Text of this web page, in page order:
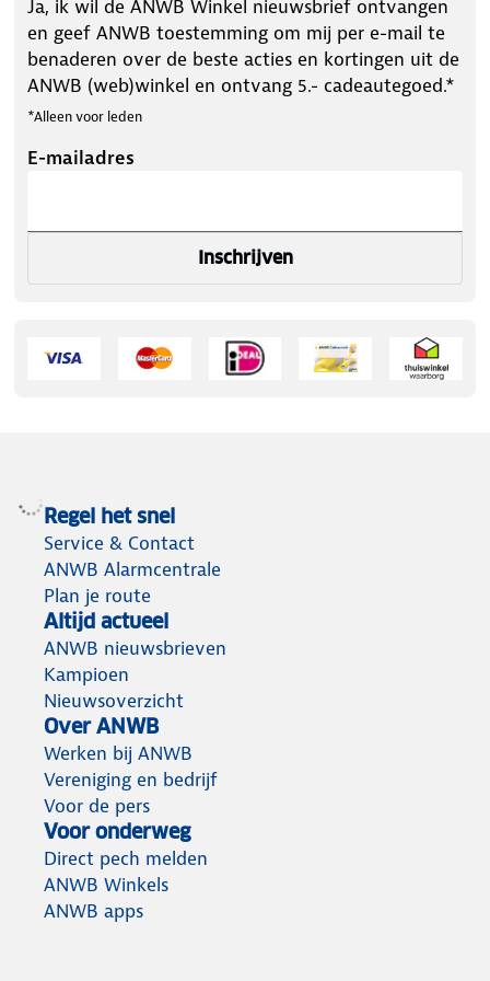
Ja, ik wil de ANWB Winkel nieuwsbrief ontvangen
en geef ANWB toestemming om mij per e-mail te
benaderen over de beste acties en kortingen uit de
ANWB (web)winkel en ontvang 5.- cadeautegoed.*
*Alleen voor leden
E-mailadres
Inschrijven
Regel het snel
Service & Contact
ANWB Alarmcentrale
Plan je route
Altijd actueel
ANWB nieuwsbrieven
Kampioen
Nieuwsoverzicht
Over ANWB
Werken bij ANWB
Vereniging en bedrijf
Voor de pers
Voor onderweg
Direct pech melden
ANWB Winkels
ANWB apps